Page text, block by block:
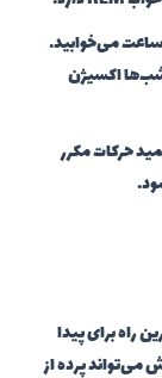
که روزانه ۱۲ ساعت می‌خوابید.
اکسیژن
حرکات مکرر
راه برای پیدا
می‌تواند پرده از